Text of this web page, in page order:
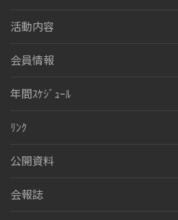
活動内容
会員情報
年間ｽｹｼﾞｭｰﾙ
ﾘﾝｸ
公開資料
会報誌